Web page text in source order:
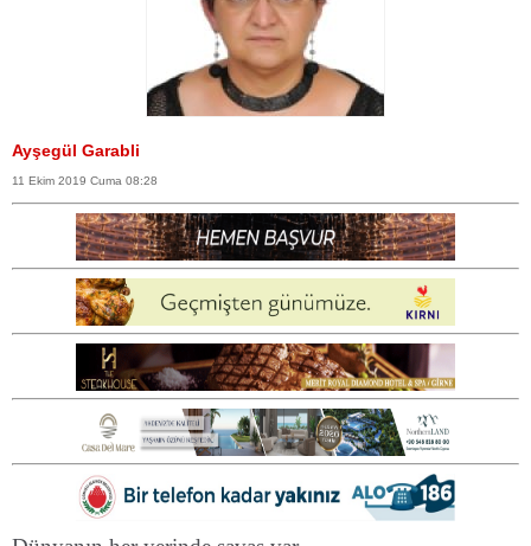
Ayşegül Garabli
11 Ekim 2019 Cuma 08:28